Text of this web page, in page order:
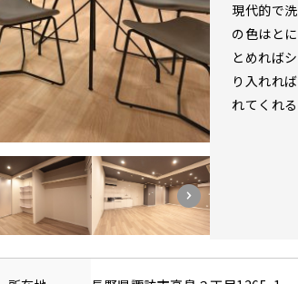
現代的で
の色はと
とめれば
り入れれ
れてくれ